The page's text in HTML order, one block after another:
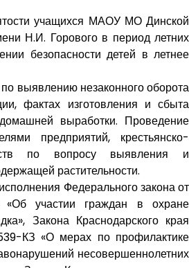
учащихся МАОУ МО Динской
Н.И. Горового в период летних
безопасности детей в летнее
выявлению незаконного оборота
фактах изготовления и сбыта
выработки. Проведение
предприятий, крестьянско-
по вопросу выявления и
растительности.
Федерального закона от
участии граждан в охране
Закона Краснодарского края
КЗ «О мерах по профилактике
несовершеннолетних